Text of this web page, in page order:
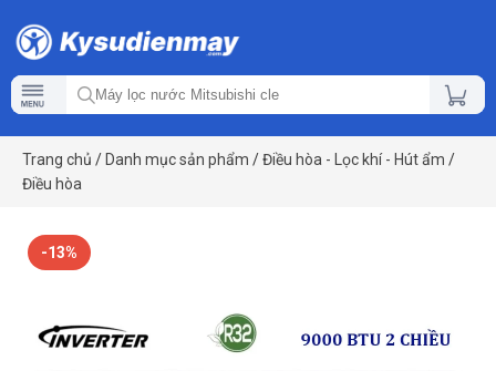
Trang chủ / Danh mục sản phẩm /Điều hòa - Lọc khí - Hút ẩm /
Điều hòa
-13%